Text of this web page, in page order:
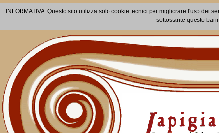
INFORMATIVA: Questo sito utilizza solo cookie tecnici per migliorare l'uso dei
sottostante questo